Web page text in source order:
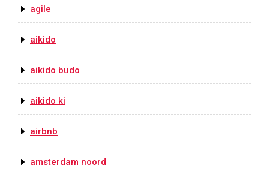
agile
aikido
aikido budo
aikido ki
airbnb
amsterdam noord